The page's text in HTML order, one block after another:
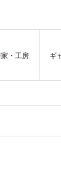
・工房 ギ